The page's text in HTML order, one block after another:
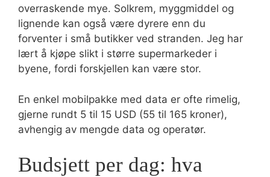
overraskende mye. Solkrem, myggmiddel og
lignende kan også være dyrere enn du
forventer i små butikker ved stranden. Jeg har
lært å kjøpe slikt i større supermarkeder i
byene, fordi forskjellen kan være stor.
En enkel mobilpakke med data er ofte rimelig,
gjerne rundt 5 til 15 USD (55 til 165 kroner),
avhengig av mengde data og operatør.
Budsjett per dag: hva